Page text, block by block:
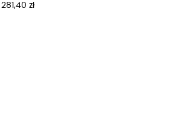
Cena
281,40 zł